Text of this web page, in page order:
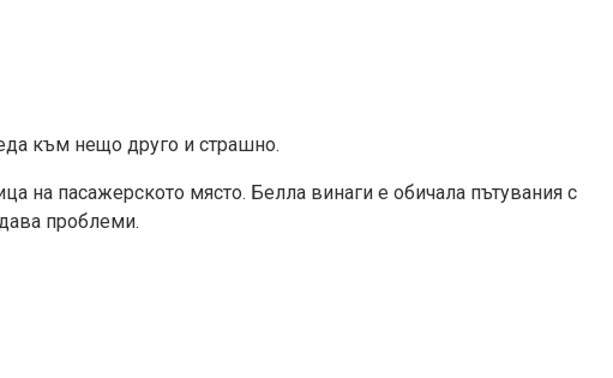
към нещо друго и страшно.
на пасажерското място. Белла винаги е обичала пътувания с
проблеми.